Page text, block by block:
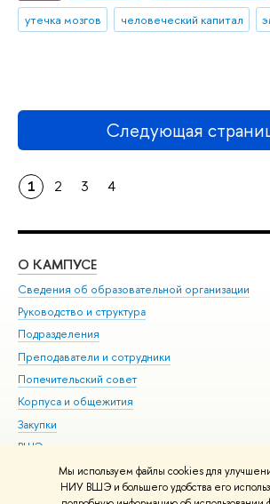
Мы используем файлы cookies для
НИУ ВШЭ и большего удобства его
утечка мозгов
человеческий капитал
Следующая
1 2 3 4
О КАМПУСЕ
Сведения об образовательной организации
Руководство и структура
Подразделения
Преподаватели и сотрудники
Попечительский совет
Корпуса и общежития
Закупки
ВШЭ для студентов с ограниченными
здоровья и инвалидностью
Версия для слабовидящих